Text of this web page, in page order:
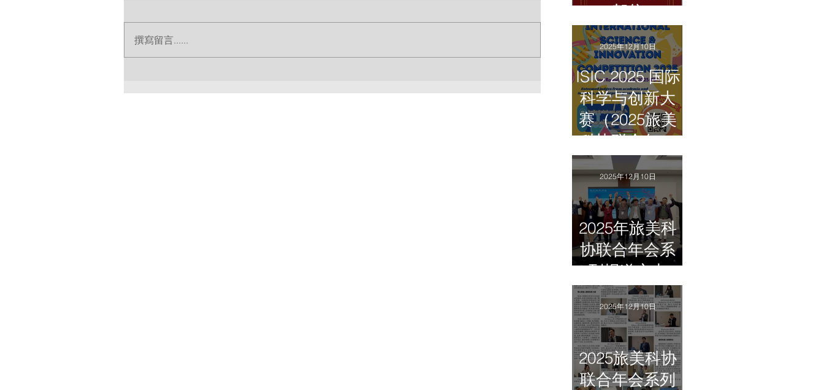
撰寫留言......
贺信
ISIC 2025 国际
科学与创新大
赛（2025旅美
科协联合年会
外延活动）圆
满落幕！
2025年12月10日
2025年旅美科
协联合年会系
列报道之七
2025年12月10日
2025旅美科协
联合年会系列
2025年12月10日